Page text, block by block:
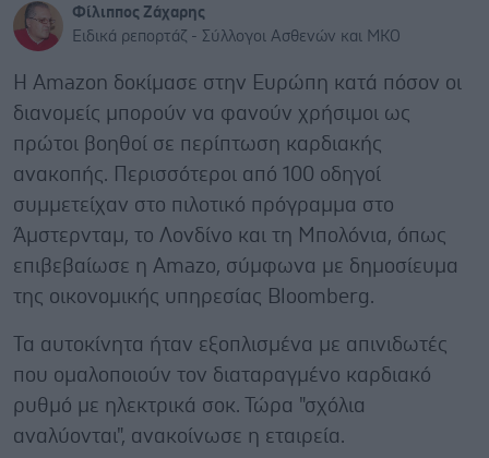
Φίλιππος Ζάχαρης
Ειδικά ρεπορτάζ - Σύλλογοι Ασθενών και ΜΚΟ
Η Amazon δοκίμασε στην Ευρώπη κατά πόσον οι
διανομείς μπορούν να φανούν χρήσιμοι ως
πρώτοι βοηθοί σε περίπτωση καρδιακής
ανακοπής. Περισσότεροι από 100 οδηγοί
συμμετείχαν στο πιλοτικό πρόγραμμα στο
Άμστερνταμ, το Λονδίνο και τη Μπολόνια, όπως
επιβεβαίωσε η Amazo, σύμφωνα με δημοσίευμα
της οικονομικής υπηρεσίας Bloomberg.
Τα αυτοκίνητα ήταν εξοπλισμένα με απινιδωτές
που ομαλοποιούν τον διαταραγμένο καρδιακό
ρυθμό με ηλεκτρικά σοκ. Τώρα "σχόλια
αναλύονται", ανακοίνωσε η εταιρεία.